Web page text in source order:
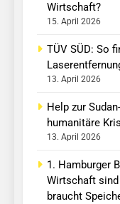
Wirtschaft?
15. April 2026
TÜV SÜD: So
13. April 2026
Help zur
humanitäre
13. April 2026
1. Hamburger
Wirtschaft
braucht